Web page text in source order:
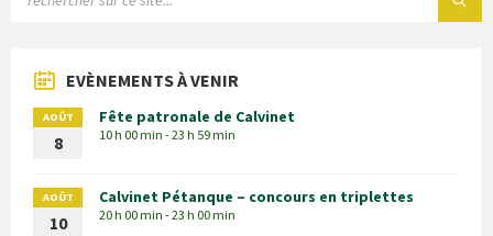
EVÈNEMENTS À VENIR
AOÛT
8
Fête patronale de Calvinet
10 h 00 min - 23 h 59 min
AOÛT
10
Calvinet Pétanque – concours en triplettes
20 h 00 min - 23 h 00 min